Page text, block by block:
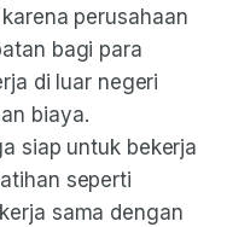
perusahaan
bagi para
di luar negeri
biaya.
siap untuk bekerja
seperti
sama dengan